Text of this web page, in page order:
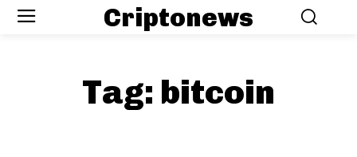
Criptonews
Tag: bitcoin